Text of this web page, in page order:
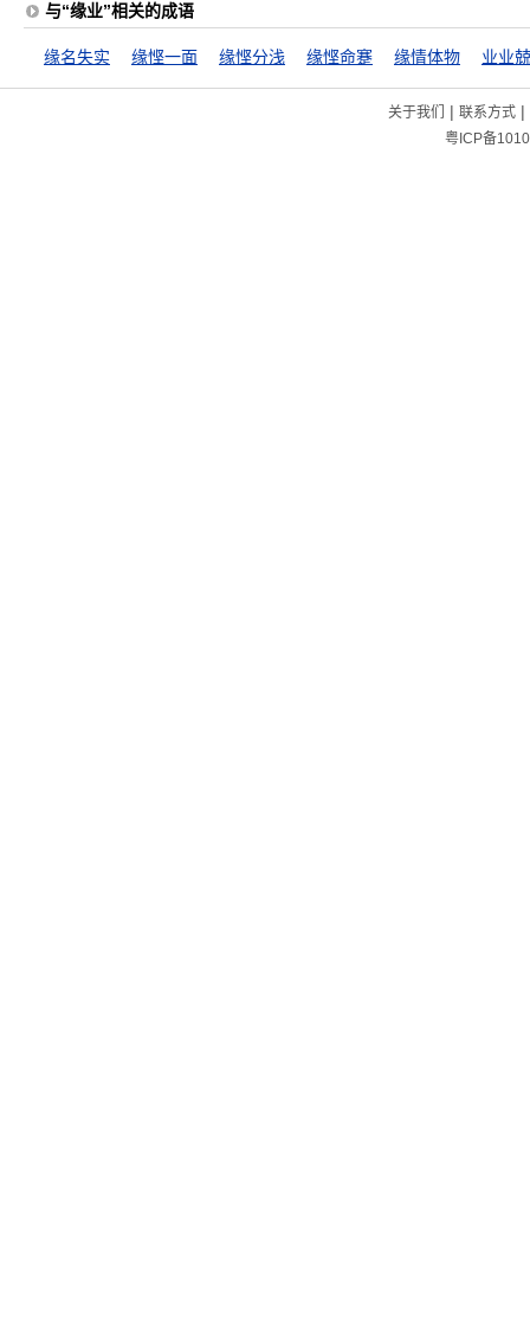
与“缘业”相关的成语
缘名失实 缘悭一面 缘悭分浅 缘悭命蹇 缘情体物 业业
关于我们 | 联系方式|
粤ICP备